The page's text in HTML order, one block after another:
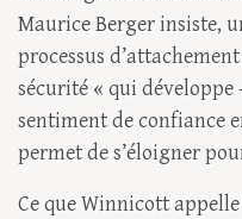
Maurice Berger insiste,
processus
sécurité « qui
sentiment de confiance
permet de s’éloigner
Ce que Winnicott